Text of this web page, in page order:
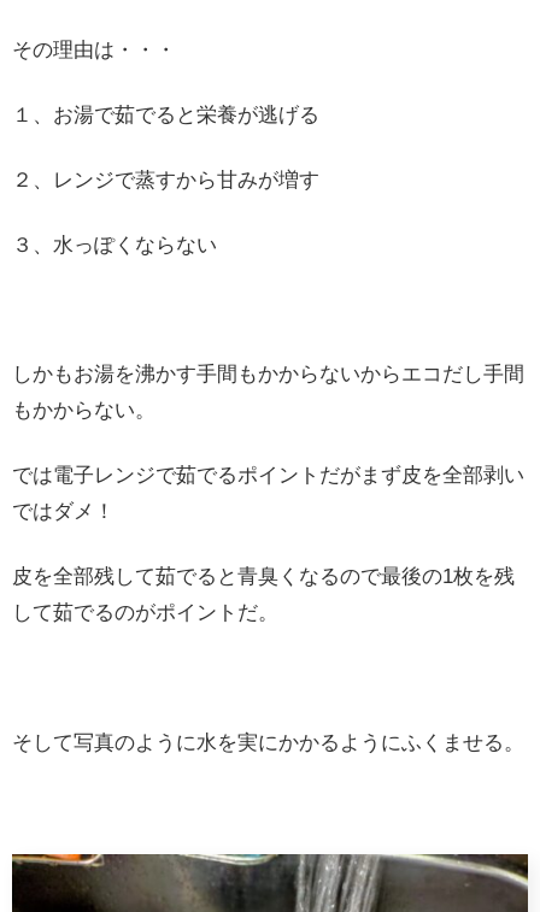
その理由は・・・
１、お湯で茹でると栄養が逃げる
２、レンジで蒸すから甘みが増す
３、水っぽくならない
しかもお湯を沸かす手間もかからないからエコだし手間
もかからない。
では電子レンジで茹でるポイントだがまず皮を全部剥い
ではダメ！
皮を全部残して茹でると青臭くなるので最後の1枚を残
して茹でるのがポイントだ。
そして写真のように水を実にかかるようにふくませる。